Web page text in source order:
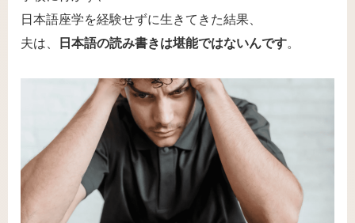
日本語座学を経験せずに生きてきた結果、
夫は、
日本語の読み書きは堪能ではないんです。